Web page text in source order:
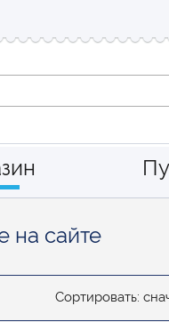
на сайте
Сортировать: